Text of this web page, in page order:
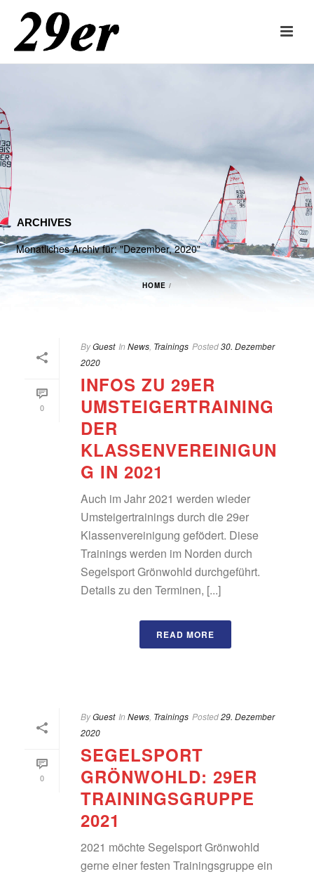
ARCHIVES
Monatliches Archiv für: "Dezember, 2020"
HOME /
0
ByGuest In News Trainings Posted30. Dezember
2020
INFOS ZU 29ER
UMSTEIGERTRAINING
DER
KLASSENVEREINIGUN
G IN 2021
Auch im Jahr 2021 werden wieder
Umsteigertrainings durch die 29er
Klassenvereinigung gefödert. Diese
Trainings werden im Norden durch
Segelsport Grönwohld durchgeführt.
Details zu den Terminen, [...]
READ MORE
0
ByGuest In News Trainings Posted29. Dezember
2020
SEGELSPORT
GRÖNWOHLD: 29ER
TRAININGSGRUPPE
2021
2021 möchte Segelsport Grönwohld
gerne einer festen Trainingsgruppe ein